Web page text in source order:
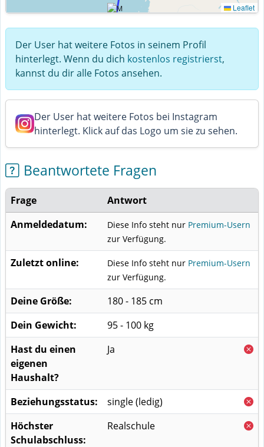
Leaflet
Der User hat weitere Fotos in seinem Profil
hinterlegt. Wenn du dich kostenlos registrierst,
kannst du dir alle Fotos ansehen.
Der User hat weitere Fotos bei Instagram
hinterlegt. Klick auf das Logo um sie zu sehen.
Beantwortete Fragen
Frage
Antwort
Anmeldedatum:
Diese Info steht nur Premium-Usern
zur Verfügung.
Zuletzt online: Diese Info steht nur Premium-Usern
zur Verfügung.
Deine Größe:
180 - 185 cm
Dein Gewicht:
95 - 100 kg
Hast du einen
eigenen
Haushalt?
Ja
Beziehungsstatus:
single (ledig)
Höchster
Schulabschluss:
Realschule